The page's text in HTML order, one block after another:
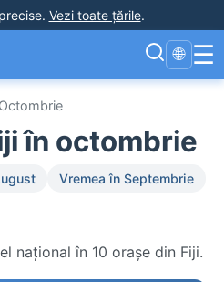
. Vezi toate țările.
🌐 ☰
în octombrie
Vremea în Septembrie
național în 10 orașe din Fiji.